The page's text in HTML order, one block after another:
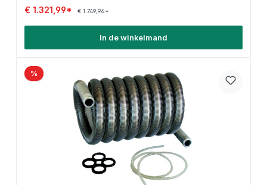
€ 1.321,99* € 1.749,96*
In de winkelmand
%